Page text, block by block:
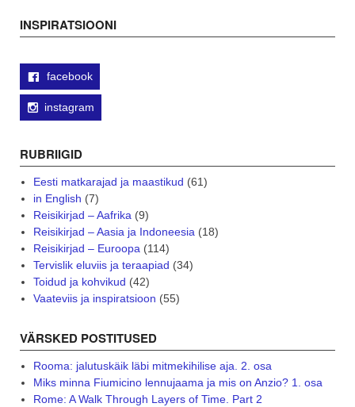
INSPIRATSIOONI
facebook
instagram
RUBRIIGID
Eesti matkarajad ja maastikud (61)
in English (7)
Reisikirjad – Aafrika(9)
Reisikirjad – Aasia ja Indoneesia(18)
Reisikirjad – Euroopa(114)
Tervislik eluviis ja teraapiad (34)
Toidud ja kohvikud (42)
Vaateviis ja inspiratsioon (55)
VÄRSKED POSTITUSED
Rooma: jalutuskäik läbi mitmekihilise aja. 2. osa
Miks minna Fiumicino lennujaama ja mis on Anzio? 1. osa
Rome: A Walk Through Layers of Time. Part 2